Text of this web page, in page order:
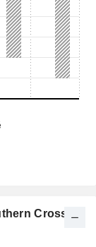
Cross